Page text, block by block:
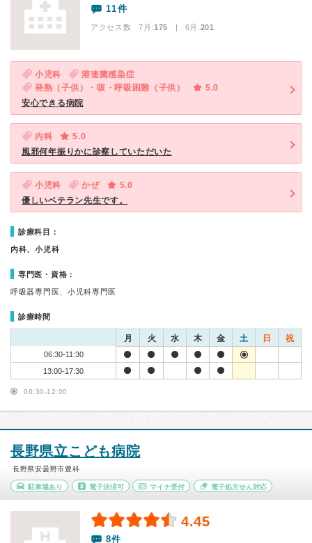
11件
アクセス数 7月:175 | 6月:201
小児科
溶連菌感染症
発熱（子供）・咳・呼吸困難（子供）
5.0
安心できる病院
内科
5.0
風邪何年振りかに診察していただいた
小児科 かぜ
5.0
優しいベテラン先生です。
診療科目：
内科、小児科
専門医・資格：
呼吸器専門医、小児科専門医
診療時間
月 火 水 木 金 土 日 祝
06:30-11:30
13:00-17:30
06:30-12:00
長野県立こども病院
長野県安曇野市豊科
駐車場あり 電子決済可 マイナ受付 電子処方せん対応
4.45
8件